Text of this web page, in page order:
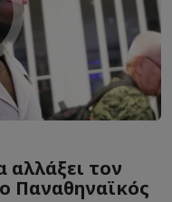
τον
Παναθηναϊκός